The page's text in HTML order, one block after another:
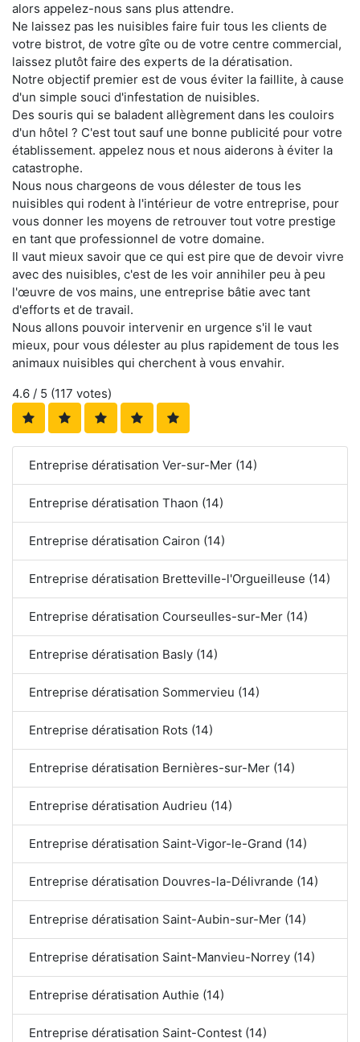
alors appelez-nous sans plus attendre.
Ne laissez pas les nuisibles faire fuir tous les clients de
votre bistrot, de votre gîte ou de votre centre commercial,
laissez plutôt faire des experts de la dératisation.
Notre objectif premier est de vous éviter la faillite, à cause
d'un simple souci d'infestation de nuisibles.
Des souris qui se baladent allègrement dans les couloirs
d'un hôtel ? C'est tout sauf une bonne publicité pour votre
établissement. appelez nous et nous aiderons à éviter la
catastrophe.
Nous nous chargeons de vous délester de tous les
nuisibles qui rodent à l'intérieur de votre entreprise, pour
vous donner les moyens de retrouver tout votre prestige
en tant que professionnel de votre domaine.
Il vaut mieux savoir que ce qui est pire que de devoir vivre
avec des nuisibles, c'est de les voir annihiler peu à peu
l'œuvre de vos mains, une entreprise bâtie avec tant
d'efforts et de travail.
Nous allons pouvoir intervenir en urgence s'il le vaut
mieux, pour vous délester au plus rapidement de tous les
animaux nuisibles qui cherchent à vous envahir.
4.6 / 5 (117 votes)
Entreprise dératisation Ver-sur-Mer (14)
Entreprise dératisation Thaon (14)
Entreprise dératisation Cairon (14)
Entreprise dératisation Bretteville-l'Orgueilleuse (14)
Entreprise dératisation Courseulles-sur-Mer (14)
Entreprise dératisation Basly (14)
Entreprise dératisation Sommervieu (14)
Entreprise dératisation Rots (14)
Entreprise dératisation Bernières-sur-Mer (14)
Entreprise dératisation Audrieu (14)
Entreprise dératisation Saint-Vigor-le-Grand (14)
Entreprise dératisation Douvres-la-Délivrande (14)
Entreprise dératisation Saint-Aubin-sur-Mer (14)
Entreprise dératisation Saint-Manvieu-Norrey (14)
Entreprise dératisation Authie (14)
Entreprise dératisation Saint-Contest (14)